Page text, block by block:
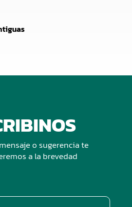
o sugerencia te
a la brevedad